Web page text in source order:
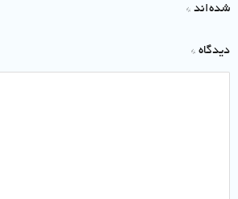
شده‌اند *
دیدگاه *